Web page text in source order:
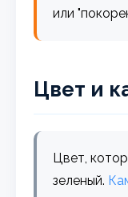
или
Цвет и
Цвет,
зеленый.